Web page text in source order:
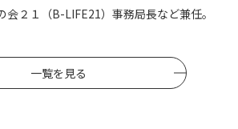
会２１（B-LIFE21）事務局長など兼任。
一覧を見る